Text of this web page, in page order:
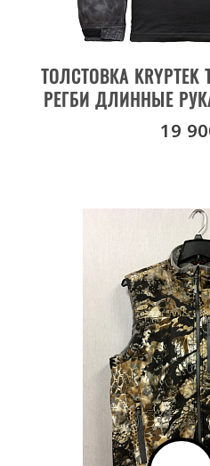
ТОЛСТОВКА KRYPTEK
РЕГБИ ДЛИННЫЕ
19